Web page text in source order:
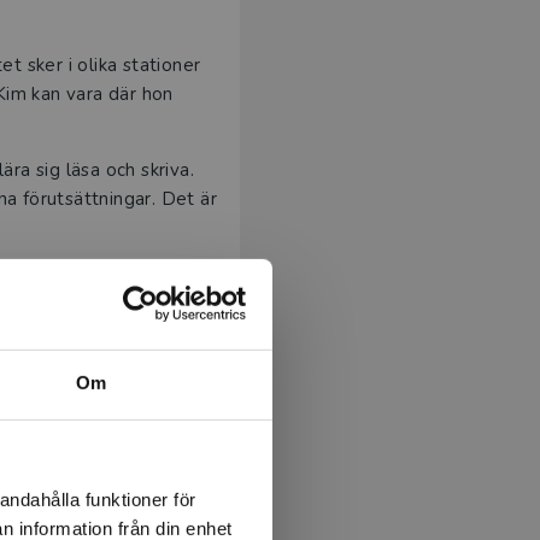
Om
funktioner för
information från din enhet
sker i olika stationer
kan vara där hon
sig läsa och skriva.
förutsättningar. Det är
vi titta närmare på